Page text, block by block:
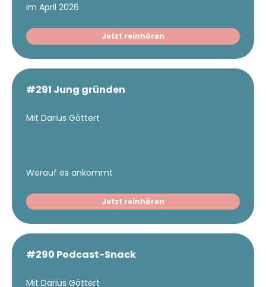
im April 2026
Jetzt reinhören
#291 Jung gründen
Mit Darius Göttert
Worauf es ankommt
Jetzt reinhören
#290 Podcast-Snack
Mit Darius Göttert